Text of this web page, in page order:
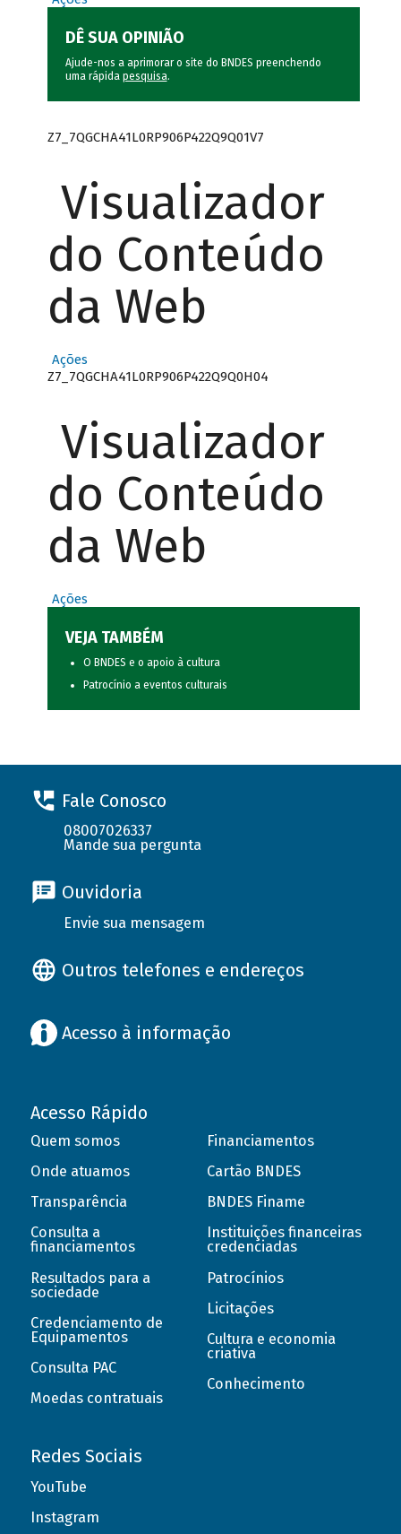
DÊ SUA OPINIÃO
Ajude-nos a aprimorar o site do BNDES preenchendo
uma rápida pesquisa.
Z7_7QGCHA41L0RP906P422Q9Q01V7
Visualizador
do Conteúdo
da Web
Ações
Z7_7QGCHA41L0RP906P422Q9Q0H04
Visualizador
do Conteúdo
da Web
Ações
VEJA TAMBÉM
O BNDES e o apoio à cultura
Patrocínio a eventos culturais
Fale Conosco
08007026337
Mande sua pergunta
Ouvidoria
Envie sua mensagem
Outros telefones e endereços
Acesso à informação
Acesso Rápido
Quem somos
Onde atuamos
Transparência
Consulta a
financiamentos
Resultados para a
sociedade
Credenciamento de
Equipamentos
Consulta PAC
Moedas contratuais
Financiamentos
Cartão BNDES
BNDES Finame
Instituições financeiras
credenciadas
Patrocínios
Licitações
Cultura e economia
criativa
Conhecimento
Redes Sociais
YouTube
Instagram